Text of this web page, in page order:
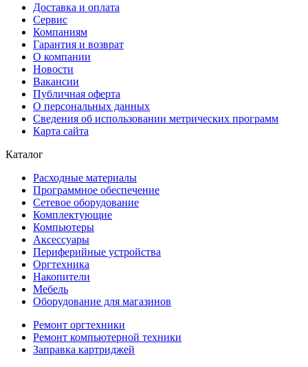
Доставка и оплата
Сервис
Компаниям
Гарантия и возврат
О компании
Новости
Вакансии
Публичная оферта
О персональных данных
Сведения об использовании метрических программ
Карта сайта
Каталог
Расходные материалы
Программное обеспечение
Сетевое оборудование
Комплектующие
Компьютеры
Аксессуары
Периферийные устройства
Оргтехника
Накопители
Мебель
Оборудование для магазинов
Ремонт оргтехники
Ремонт компьютерной техники
Заправка картриджей